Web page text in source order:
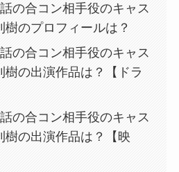
の合コン相手役のキャス
樹のプロフィールは？
の合コン相手役のキャス
樹の出演作品は？【ドラ
の合コン相手役のキャス
樹の出演作品は？【映